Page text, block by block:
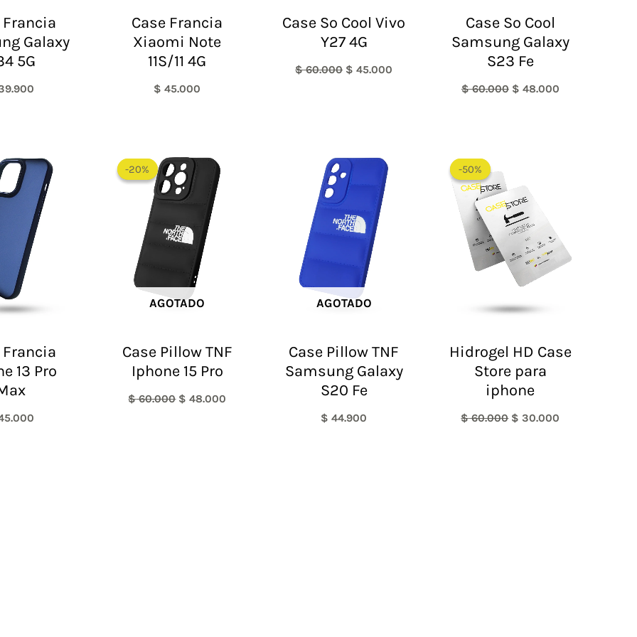
Francia
Galaxy
5G
Case Francia
Xiaomi Note
11S/11 4G
$ 45.000
Case So Cool Vivo
Y27 4G
$60.000 $ 45.000
Case So Cool
Samsung Galaxy
S23 Fe
$60.000 $ 48.000
Francia
13 Pro
-20%
AGOTADO
-20%
Case Pillow TNF
Iphone 15 Pro
$60.000
precio
original
era:
$ 60.000.
$ 48.000
AGOTADO
Case Pillow TNF
Samsung Galaxy
S20 Fe
$ 44.900
-50%
-50%
Hidrogel HD Case
Store para
iphone
$60.000
era:
$ 60.000.
$ 30.000